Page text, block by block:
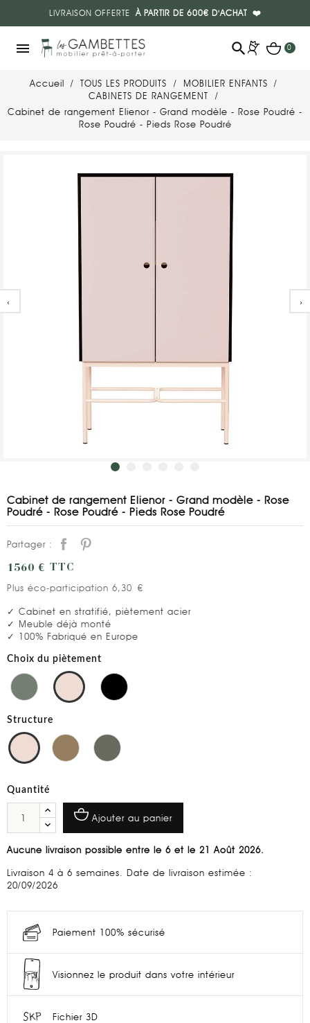
LIVRAISON OFFERTEÀ PARTIR DE 600€ D'ACHAT ❤️
menu search 0
Accueil TOUS LES PRODUITS
MOBILIER ENFANTS
CABINETS DE RANGEMENT
Cabinet de rangement Elienor - Grand modèle - Rose Poudré -
Rose Poudré - Pieds Rose Poudré
‹ ›
Cabinet de rangement Elienor - Grand modèle - Rose
Poudré - Rose Poudré - Pieds Rose Poudré
Partager :
1560 € TTC
Plus éco-participation 6,30 €
✓ Cabinet en stratifié, piètement acier
✓ Meuble déjà monté
✓ 100% Fabriqué en Europe
Choix du piètement
Structure
Quantité
Ajouter au panier
Aucune livraison possible entre le 6 et le 21 Août 2026.
Livraison 4 à 6 semaines. Date de livraison estimée :
20/09/2026
Paiement 100% sécurisé
Visionnez le produit dans votre intérieur
Fichier 3D